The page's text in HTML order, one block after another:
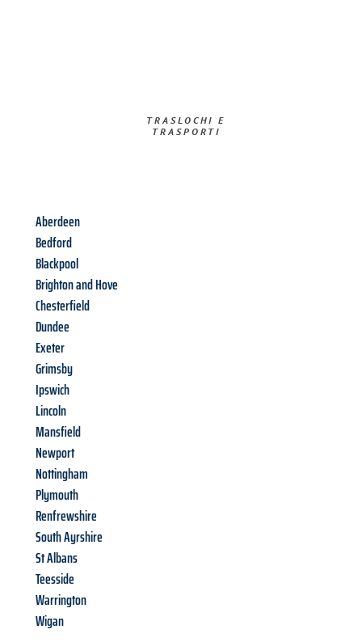
TRASLOCHI E
TRASPORTI​
Aberdeen
Bedford
Blackpool
Brighton and Hove
Chesterfield
Dundee
Exeter
Grimsby
Ipswich
Lincoln
Mansfield
Newport
Nottingham
Plymouth
Renfrewshire
South Ayrshire
St Albans
Teesside
Warrington
Wigan